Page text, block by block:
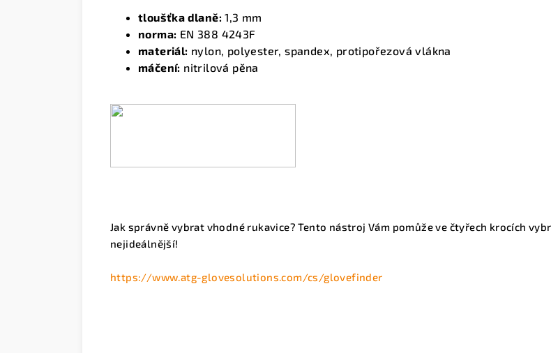
tloušťka dlaně: 1,3 mm
norma: EN 388 4243F
materiál: nylon, polyester, spandex, protipořezová vlákna
máčení: nitrilová pěna
Jak správně vybrat vhodné rukavice? Tento nástroj Vám pomůže ve čtyřech krocích
nejideálnější!
https://www.atg-glovesolutions.com/cs/glovefinder